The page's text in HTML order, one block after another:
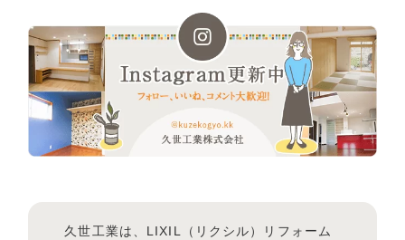
久世工業は、LIXIL（リクシル）リフォーム